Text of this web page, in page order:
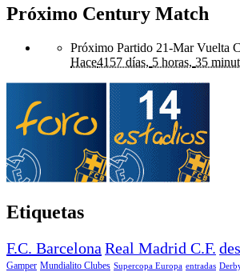
Próximo Century Match
Próximo Partido 21-Mar Vuelta
Hace4157 días, 5 horas, 35
Etiquetas
F.C. Barcelona Real Madrid C.F.
Gamper Mundialito Clubes Supercopa Europa entradas